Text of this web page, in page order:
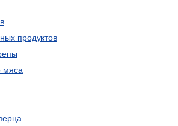
продуктов
мяса